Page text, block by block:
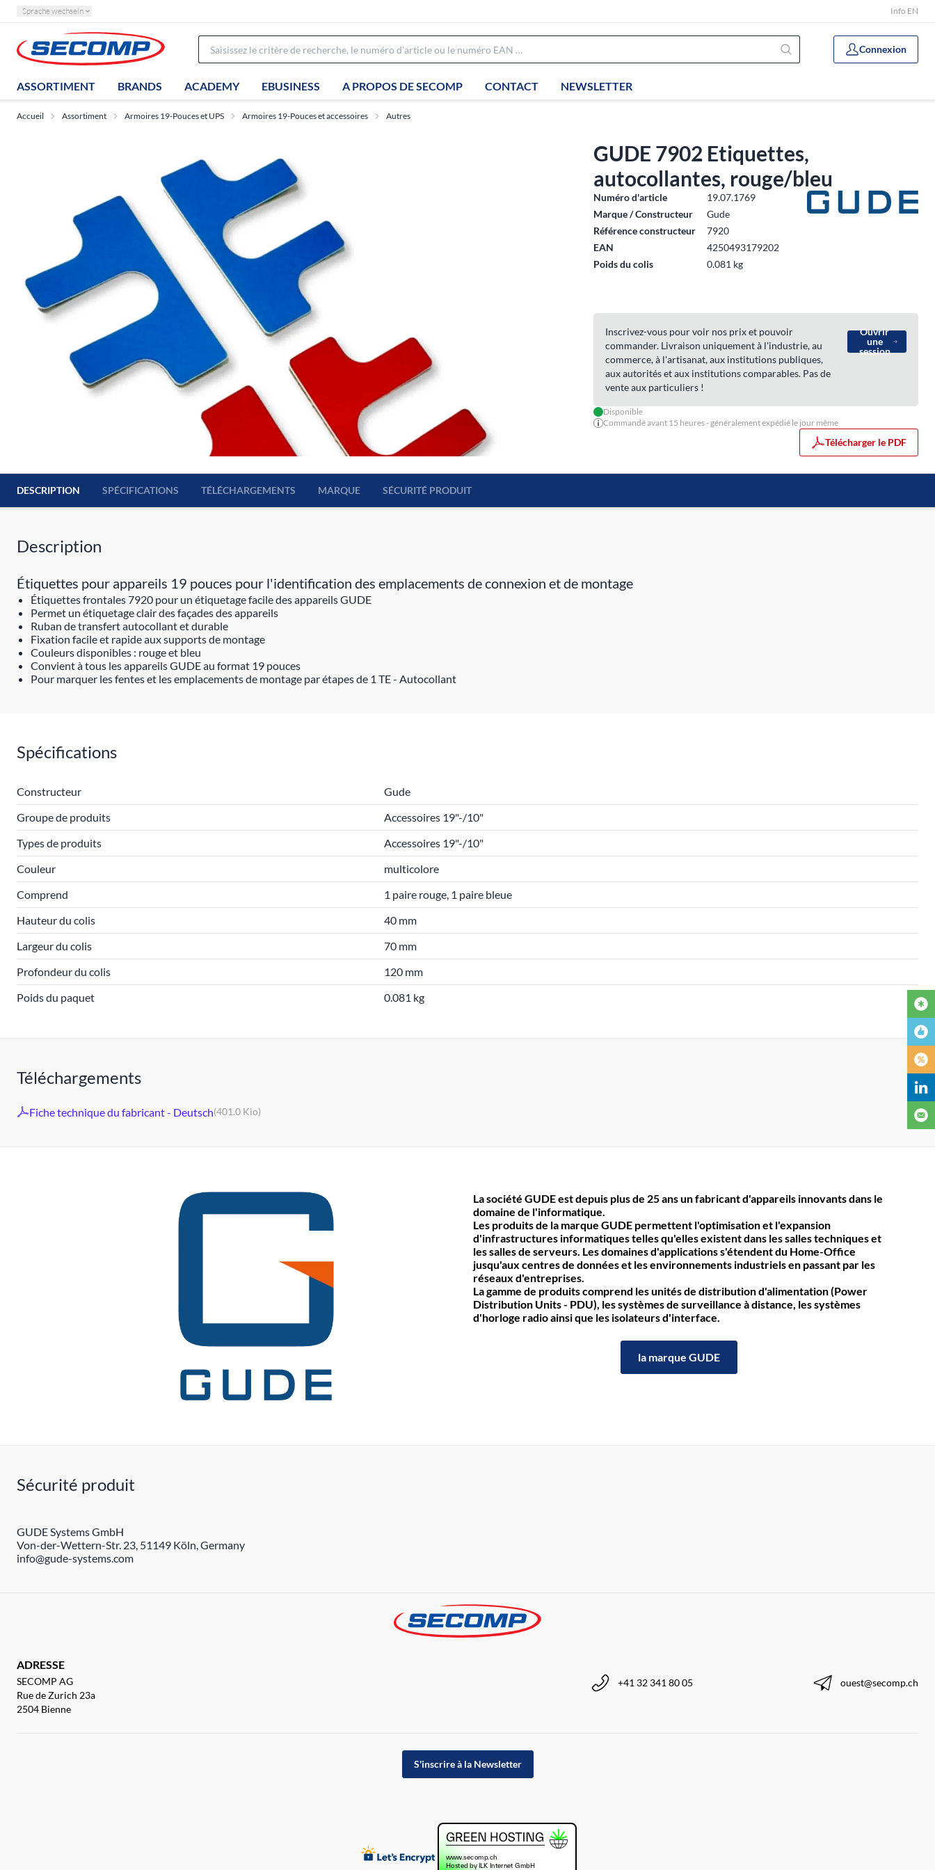
Sprache wechseln Info EN
Connexion
ASSORTIMENT BRANDS ACADEMY EBUSINESS A PROPOS DE SECOMP CONTACT NEWSLETTER
Accueil Assortiment Armoires 19-Pouces et UPS Armoires 19-Pouces et accessoires Autres
GUDE 7902 Etiquettes,
autocollantes, rouge/bleu
Numéro d'article
19.07.1769
Marque / Constructeur
Gude
Référence constructeur
7920
EAN
4250493179202
Poids du colis
0.081 kg
Inscrivez-vous pour voir nos prix et pouvoir
commander. Livraison uniquement à l'industrie, au
commerce, à l'artisanat, aux institutions publiques,
aux autorités et aux institutions comparables. Pas de
vente aux particuliers !
Ouvrir
une
session
Disponible
Commandé avant 15 heures - généralement expédié le jour même
Télécharger le PDF
DESCRIPTION SPÉCIFICATIONS TÉLÉCHARGEMENTS MARQUE SÉCURITÉ PRODUIT
Description
Étiquettes pour appareils 19 pouces pour l'identification des emplacements de connexion et de montage
Étiquettes frontales 7920 pour un étiquetage facile des appareils GUDE
Permet un étiquetage clair des façades des appareils
Ruban de transfert autocollant et durable
Fixation facile et rapide aux supports de montage
Couleurs disponibles : rouge et bleu
Convient à tous les appareils GUDE au format 19 pouces
Pour marquer les fentes et les emplacements de montage par étapes de 1 TE - Autocollant
Spécifications
Constructeur
Gude
Groupe de produits
Accessoires 19"-/10"
Types de produits
Accessoires 19"-/10"
Couleur
multicolore
Comprend
1 paire rouge, 1 paire bleue
Hauteur du colis
40 mm
Largeur du colis
70 mm
Profondeur du colis
120 mm
Poids du paquet
0.081 kg
Téléchargements
Fiche technique du fabricant - Deutsch(401.0 Kio)
La société GUDE est depuis plus de 25 ans un fabricant d'appareils innovants dans le
domaine de l'informatique.
Les produits de la marque GUDE permettent l'optimisation et l'expansion
d'infrastructures informatiques telles qu'elles existent dans les salles techniques et
les salles de serveurs. Les domaines d'applications s'étendent du Home-Office
jusqu'aux centres de données et les environnements industriels en passant par les
réseaux d'entreprises.
La gamme de produits comprend les unités de distribution d'alimentation (Power
Distribution Units - PDU), les systèmes de surveillance à distance, les systèmes
d'horloge radio ainsi que les isolateurs d'interface.
la marque GUDE
Sécurité produit
GUDE Systems GmbH
Von-der-Wettern-Str. 23, 51149 Köln, Germany
info@gude-systems.com
ADRESSE
SECOMP AG
Rue de Zurich 23a
2504 Bienne
+41 32 341 80 05 ouest@secomp.ch
S'inscrire à la Newsletter